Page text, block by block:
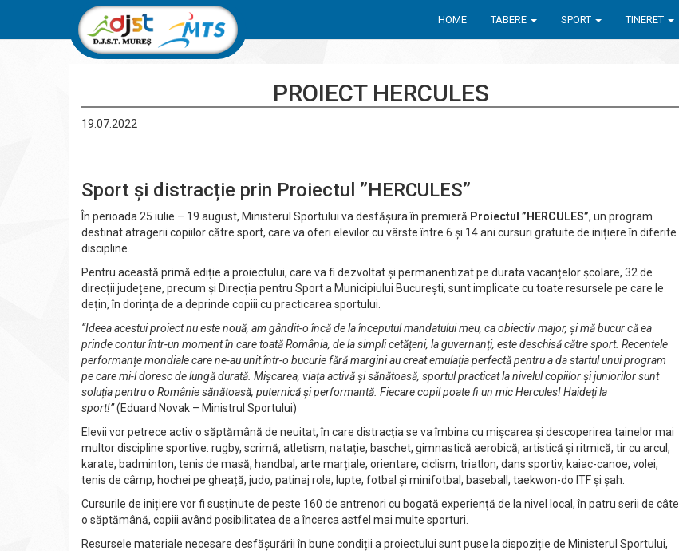
HOME TABERE SPORT TINERET
PROIECT HERCULES
19.07.2022
Sport și distracție prin Proiectul ”HERCULES”
În perioada 25 iulie – 19 august, Ministerul Sportului va desfășura în premieră Proiectul ”HERCULES”, un program
destinat atragerii copiilor către sport, care va oferi elevilor cu vârste între 6 și 14 ani cursuri gratuite de inițiere în diferite
discipline.
Pentru această primă ediție a proiectului, care va fi dezvoltat și permanentizat pe durata vacanțelor școlare, 32 de
direcții județene, precum și Direcția pentru Sport a Municipiului București, sunt implicate cu toate resursele pe care le
dețin, în dorința de a deprinde copiii cu practicarea sportului.
“Ideea acestui proiect nu este nouă, am gândit-o încă de la începutul mandatului meu, ca obiectiv major, și mă bucur că ea
prinde contur într-un moment în care toată România, de la simpli cetățeni, la guvernanți, este deschisă către sport. Recentele
performanțe mondiale care ne-au unit într-o bucurie fără margini au creat emulația perfectă pentru a da startul unui program
pe care mi-l doresc de lungă durată. Mișcarea, viața activă și sănătoasă, sportul practicat la nivelul copiilor și juniorilor sunt
soluția pentru o Românie sănătoasă, puternică și performantă. Fiecare copil poate fi un mic Hercules! Haideți la
sport!”(Eduard Novak – Ministrul Sportului)
Elevii vor petrece activ o săptămână de neuitat, în care distracția se va îmbina cu mișcarea și descoperirea tainelor mai
multor discipline sportive: rugby, scrimă, atletism, natație, baschet, gimnastică aerobică, artistică și ritmică, tir cu arcul,
karate, badminton, tenis de masă, handbal, arte marțiale, orientare, ciclism, triatlon, dans sportiv, kaiac-canoe, volei,
tenis de câmp, hochei pe gheață, judo, patinaj role, lupte, fotbal și minifotbal, baseball, taekwon-do ITF și șah.
Cursurile de inițiere vor fi susținute de peste 160 de antrenori cu bogată experiență de la nivel local, în patru serii de câte
o săptămână, copiii având posibilitatea de a încerca astfel mai multe sporturi.
Resursele materiale necesare desfășurării în bune condiții a proiectului sunt puse la dispoziție de Ministerul Sportului,